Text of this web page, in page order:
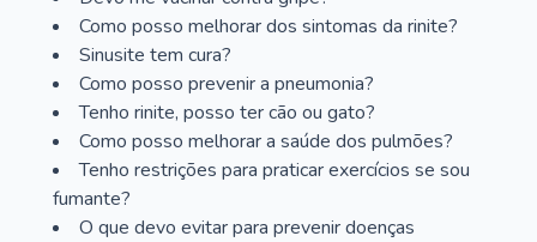
Como posso melhorar dos sintomas da rinite?
Sinusite tem cura?
Como posso prevenir a pneumonia?
Tenho rinite, posso ter cão ou gato?
Como posso melhorar a saúde dos pulmões?
Tenho restrições para praticar exercícios se sou
fumante?
O que devo evitar para prevenir doenças